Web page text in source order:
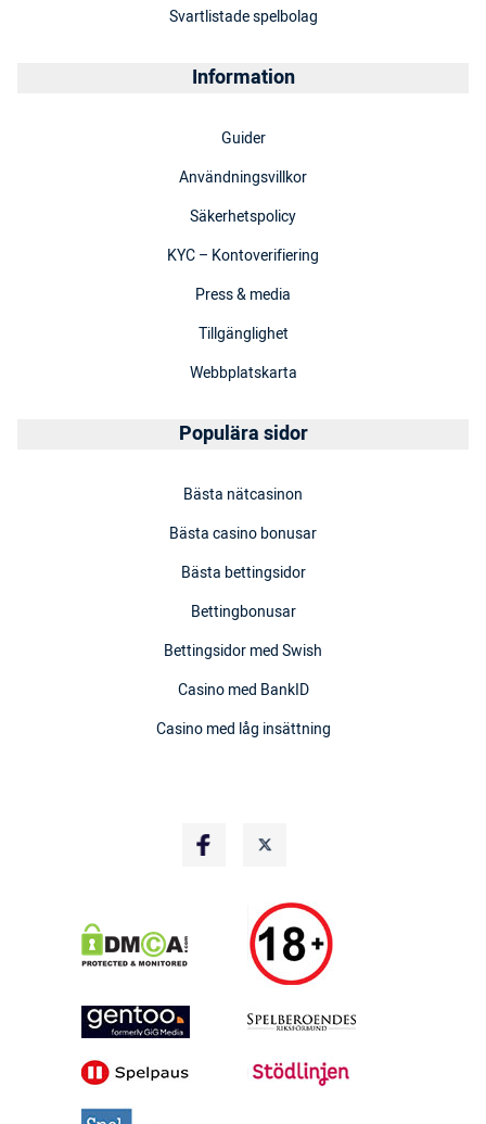
Svartlistade spelbolag
Information
Guider
Användningsvillkor
Säkerhetspolicy
KYC – Kontoverifiering
Press & media
Tillgänglighet
Webbplatskarta
Populära sidor
Bästa nätcasinon
Bästa casino bonusar
Bästa bettingsidor
Bettingbonusar
Bettingsidor med Swish
Casino med BankID
Casino med låg insättning